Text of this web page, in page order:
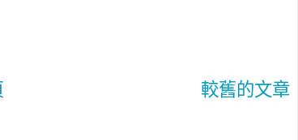
較舊的文章